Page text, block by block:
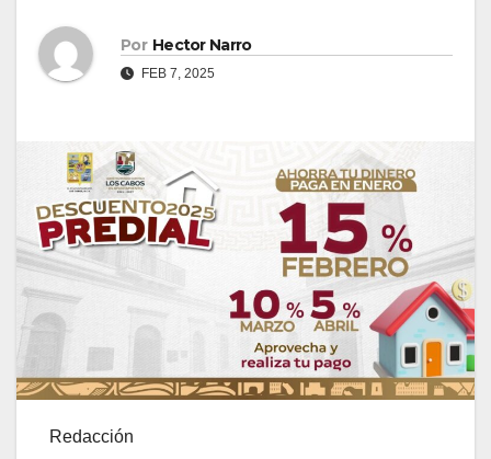
Por Hector Narro
FEB 7, 2025
Redacción